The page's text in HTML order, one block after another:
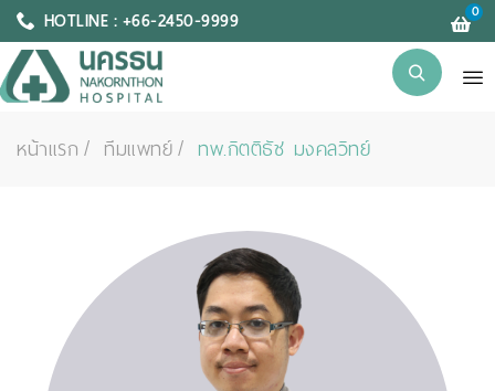
HOTLINE : +66-2450-9999 0
หน้าแรก ทีมแพทย์ ทพ.กิตติธัช มงคลวิทย์